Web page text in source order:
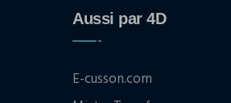
Aussi par 4D
E-cusson.com